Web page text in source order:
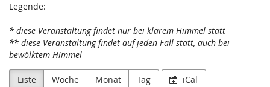
Legende:
* diese Veranstaltung findet nur bei klarem Himmel statt
** diese Veranstaltung findet auf jeden Fall statt, auch bei
bewölktem Himmel
Liste Woche Monat Tag iCal